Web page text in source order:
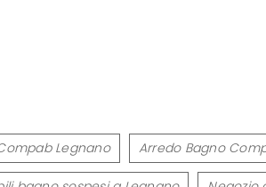
Legnano Arredo Bagno